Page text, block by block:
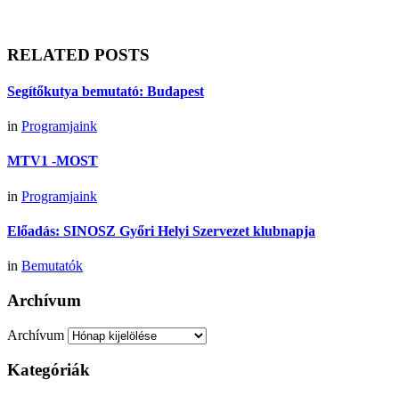
RELATED POSTS
Segítőkutya bemutató: Budapest
in Programjaink
MTV1 -MOST
in Programjaink
Előadás: SINOSZ Győri Helyi Szervezet klubnapja
in Bemutatók
Archívum
Archívum
Kategóriák